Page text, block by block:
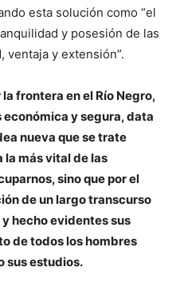
esta solución como “el
y posesión de las
ventaja y extensión”.
frontera en el Río Negro,
y segura, data
nueva que se trate
la más vital de las
sino que por el
de un largo transcurso
hecho evidentes sus
de todos los hombres
sus estudios.